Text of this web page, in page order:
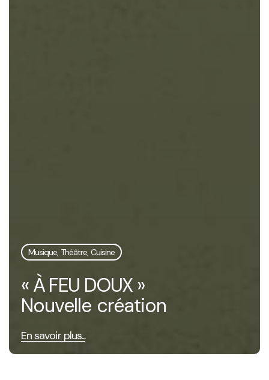
Musique, Théâtre, Cuisine
« À FEU DOUX »
Nouvelle création
En savoir plus...